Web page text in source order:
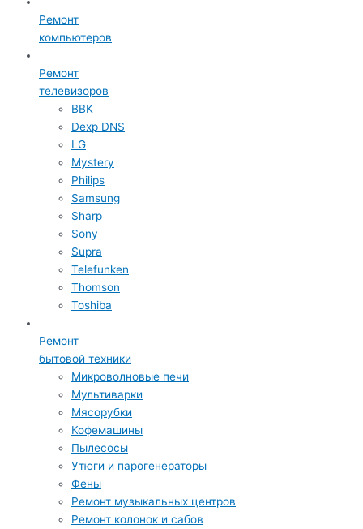
Ремонт
компьютеров
Ремонт
телевизоров
BBK
Dexp DNS
LG
Mystery
Philips
Samsung
Sharp
Sony
Supra
Telefunken
Thomson
Toshiba
Ремонт
бытовой техники
Микроволновые печи
Мультиварки
Мясорубки
Кофемашины
Пылесосы
Утюги и парогенераторы
Фены
Ремонт музыкальных центров
Ремонт колонок и сабов